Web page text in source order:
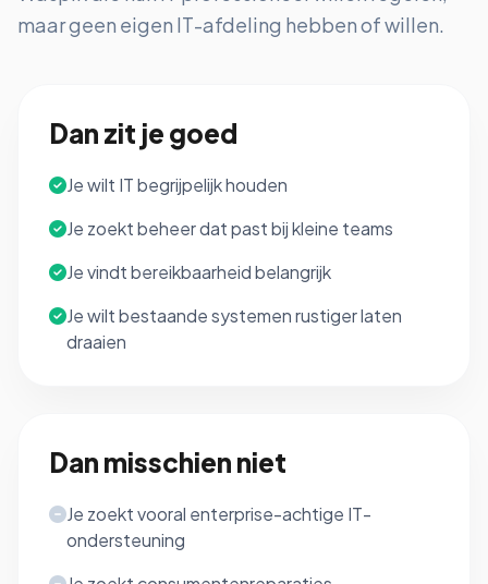
maar geen eigen IT-afdeling hebben of willen.
Dan zit je goed
Je wilt IT begrijpelijk houden
Je zoekt beheer dat past bij kleine teams
Je vindt bereikbaarheid belangrijk
Je wilt bestaande systemen rustiger laten
draaien
Dan misschien niet
Je zoekt vooral enterprise-achtige IT-
ondersteuning